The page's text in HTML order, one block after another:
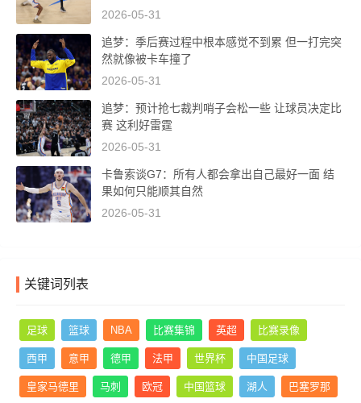
2026-05-31
追梦：季后赛过程中根本感觉不到累 但一打完突
然就像被卡车撞了
2026-05-31
追梦：预计抢七裁判哨子会松一些 让球员决定比
赛 这利好雷霆
2026-05-31
卡鲁索谈G7：所有人都会拿出自己最好一面 结
果如何只能顺其自然
2026-05-31
关键词列表
足球 篮球 NBA 比赛集锦 英超 比赛录像
西甲 意甲 德甲 法甲 世界杯 中国足球
皇家马德里 马刺 欧冠 中国篮球 湖人 巴塞罗那